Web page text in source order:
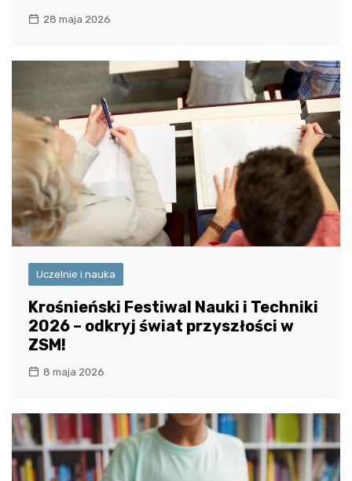
28 maja 2026
Uczelnie i nauka
Krośnieński Festiwal Nauki i Techniki
2026 – odkryj świat przyszłości w
ZSM!
8 maja 2026